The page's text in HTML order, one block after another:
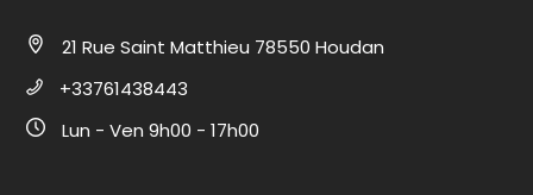
21 Rue Saint Matthieu 78550 Houdan
+33761438443
Lun - Ven 9h00 - 17h00